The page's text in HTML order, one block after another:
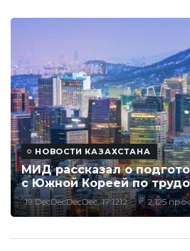
НОВОСТИ КАЗАХСТАНА
МИД рассказал о
с Южной Кореей по
19 DecDecDecDec, 17:1212 2,125